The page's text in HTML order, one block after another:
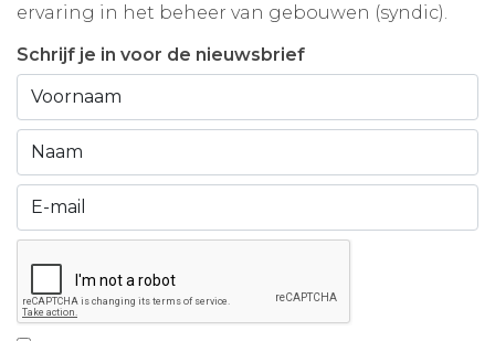
ervaring in het beheer van gebouwen (syndic).
Schrijf je in voor de nieuwsbrief